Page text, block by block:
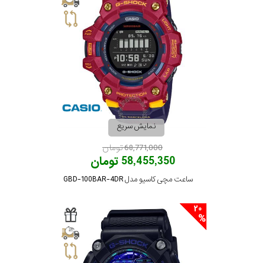
نمایش سریع
68,771,000 تومان
58,455,350 تومان
ساعت مچی کاسیو مدل GBD-100BAR-4DR